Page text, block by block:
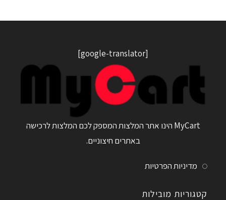
[google-translator]
MyCart הינו אתר המלצות המספק לכם המלצות לרכישה
באתרים חיצוניים.
מדיניות הפרטיות
קטגוריות מובילות